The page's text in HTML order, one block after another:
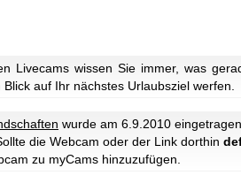
Livecams wissen Sie immer, was
auf Ihr nächstes Urlaubsziel werfen.
wurde am 6.9.2010
die Webcam oder der Link dorthin
zu myCams hinzuzufügen.